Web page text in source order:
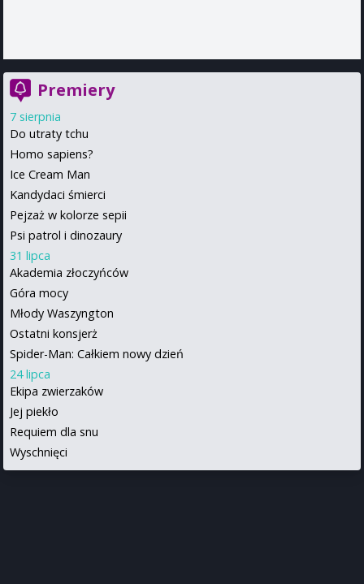
Premiery
7 sierpnia
Do utraty tchu
Homo sapiens?
Ice Cream Man
Kandydaci śmierci
Pejzaż w kolorze sepii
Psi patrol i dinozaury
31 lipca
Akademia złoczyńców
Góra mocy
Młody Waszyngton
Ostatni konsjerż
Spider-Man: Całkiem nowy dzień
24 lipca
Ekipa zwierzaków
Jej piekło
Requiem dla snu
Wyschnięci